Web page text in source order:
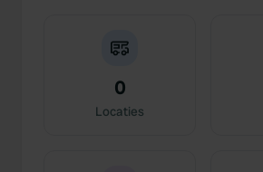
0
Locaties